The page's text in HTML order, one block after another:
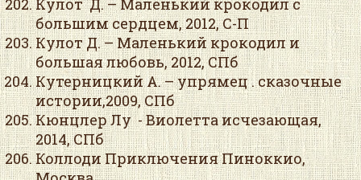
Кулот Д. – Маленький крокодил с
большим сердцем, 2012, С-П
Кулот Д. – Маленький крокодил и
большая любовь, 2012, СПб
Кутерницкий А. – упрямец . сказочные
истории,2009, СПб
Кюнцлер Лу - Виолетта исчезающая,
2014, СПб
Коллоди Приключения Пиноккио,